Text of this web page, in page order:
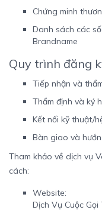
Chứng minh
Danh sách các
Brandname
Quy trình đăng
Tiếp nhận và
Thẩm định và ký
Kết nối kỹ thuật/
Bàn giao và
Tham khảo về dịch vụ
cách:
Website:
Dịch Vụ Cuộc